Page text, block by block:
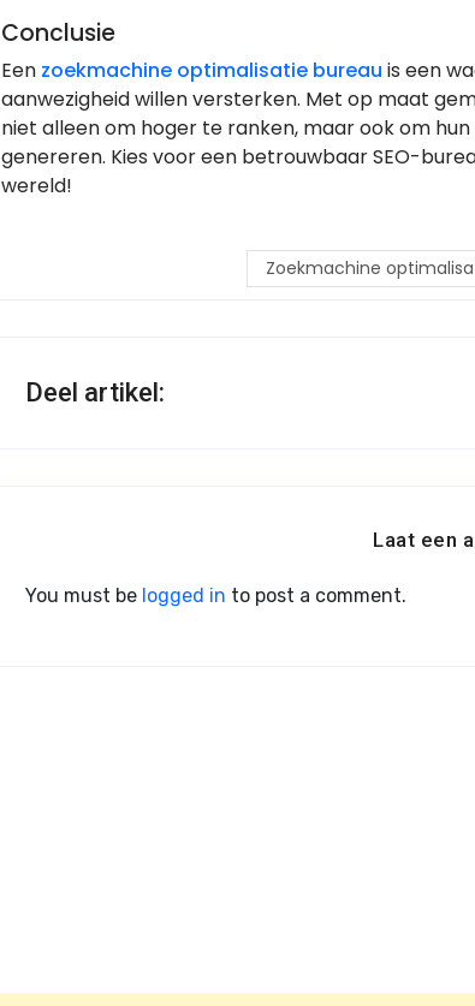
Conclusie
Een zoekmachine optimalisatie bureau is een
aanwezigheid willen versterken. Met op maat
niet alleen om hoger te ranken, maar ook om
genereren. Kies voor een betrouwbaar SEO-
wereld!
Zoekmachine
Deel artikel:
Laat een
You must be logged in to post a comment.